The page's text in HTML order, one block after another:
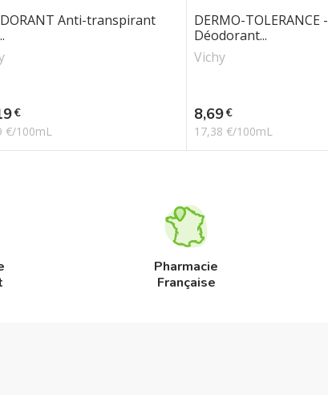
Anti-transpirant
€
€/100mL
DERMO-TOLERANCE -
Déodorant...
Vichy
Prix
8,69€
17,38 €/100mL
Pharmacie
Française